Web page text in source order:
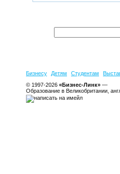
Бизнесу Детям Студентам
© 1997-2026 «Бизнес-Линк» —
Образование в Великобритании,